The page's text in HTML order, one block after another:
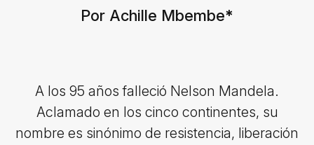
Por Achille Mbembe*
A los 95 años falleció Nelson Mandela.
Aclamado en los cinco continentes, su
nombre es sinónimo de resistencia, liberación